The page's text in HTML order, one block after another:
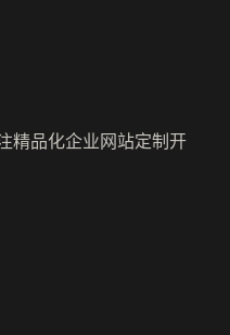
精品化企业网站定制开